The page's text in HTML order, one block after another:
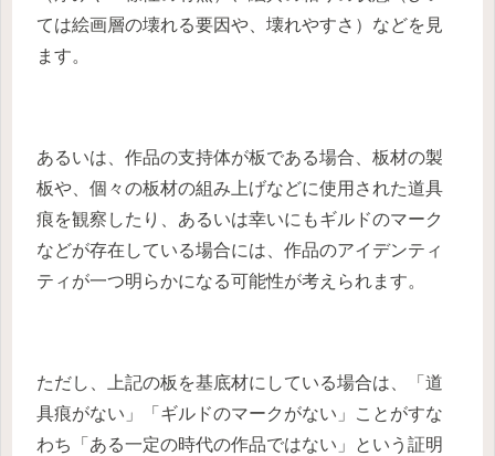
ては絵画層の壊れる要因や、壊れやすさ）などを見
ます。
あるいは、作品の支持体が板である場合、板材の製
板や、個々の板材の組み上げなどに使用された道具
痕を観察したり、あるいは幸いにもギルドのマーク
などが存在している場合には、作品のアイデンティ
ティが一つ明らかになる可能性が考えられます。
ただし、上記の板を基底材にしている場合は、「道
具痕がない」「ギルドのマークがない」ことがすな
わち「ある一定の時代の作品ではない」という証明